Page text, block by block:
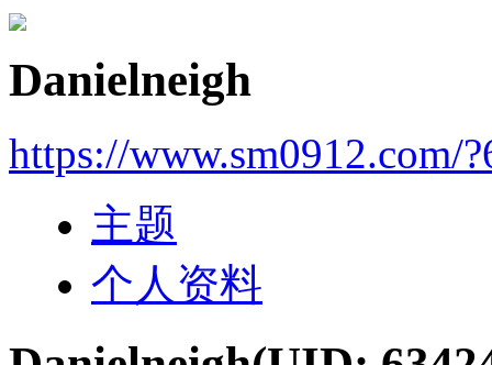
Danielneigh
https://www.sm0912.com/
主题
个人资料